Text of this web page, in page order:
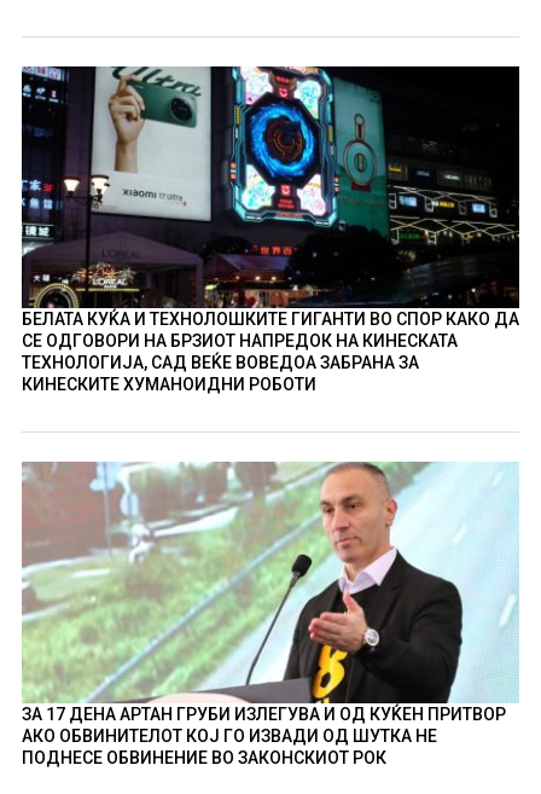
БЕЛАТА КУЌА И ТЕХНОЛОШКИТЕ ГИГАНТИ ВО СПОР КАКО ДА
СЕ ОДГОВОРИ НА БРЗИОТ НАПРЕДОК НА КИНЕСКАТА
ТЕХНОЛОГИЈА, САД ВЕЌЕ ВОВЕДОА ЗАБРАНА ЗА
КИНЕСКИТЕ ХУМАНОИДНИ РОБОТИ
ЗА 17 ДЕНА АРТАН ГРУБИ ИЗЛЕГУВА И ОД КУЌЕН ПРИТВОР
АКО ОБВИНИТЕЛОТ КОЈ ГО ИЗВАДИ ОД ШУТКА НЕ
ПОДНЕСЕ ОБВИНЕНИЕ ВО ЗАКОНСКИОТ РОК